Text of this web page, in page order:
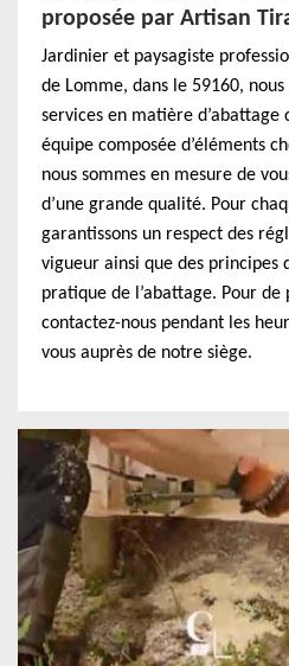
proposée par Artisan
Jardinier et paysagiste
de Lomme, dans le 59160,
services en matière d’abattage
équipe composée d’éléments
nous sommes en mesure de
d’une grande qualité. Pour
garantissons un respect des
vigueur ainsi que des principes
pratique de l’abattage. Pour
contactez-nous pendant les
vous auprès de notre siège.